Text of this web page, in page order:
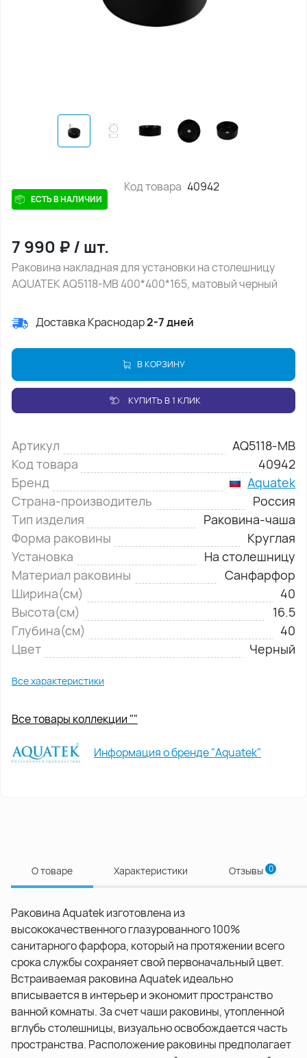
ЕСТЬ В НАЛИЧИИ
Код товара 40942
7 990 ₽/ шт.
Раковина накладная для установки на столешницу
AQUATEK AQ5118-MB 400*400*165, матовый черный
Доставка Краснодар2-7 дней
В КОРЗИНУ
КУПИТЬ В 1 КЛИК
Артикул
AQ5118-MB
Код товара
40942
Бренд
Aquatek
Страна-производитель
Россия
Тип изделия
Раковина-чаша
Форма раковины
Круглая
Установка
На столешницу
Материал раковины
Санфарфор
Ширина(см)
40
Высота(см)
16.5
Глубина(см)
40
Цвет
Черный
Все характеристики
Все товары коллекции ""
Информация о бренде "Aquatek"
О товаре Характеристики Отзывы 0
Раковина Aquatek изготовлена из
высококачественного глазурованного 100%
санитарного фарфора, который на протяжении всего
срока службы сохраняет свой первоначальный цвет.
Встраиваемая раковина Aquatek идеально
вписывается в интерьер и экономит пространство
ванной комнаты. За счет чаши раковины, утопленной
вглубь столешницы, визуально освобождается часть
пространства. Расположение раковины предполагает